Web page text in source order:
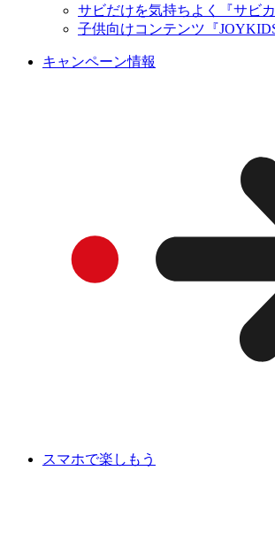
サビだけを気持ちよく『サビカ
子供向けコンテンツ『JOYKIDS
キャンペーン情報
スマホで楽しもう